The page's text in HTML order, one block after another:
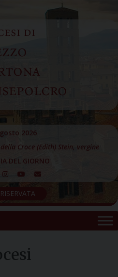
di
2026
Croce (Edith) Stein, vergine
DEL GIORNO